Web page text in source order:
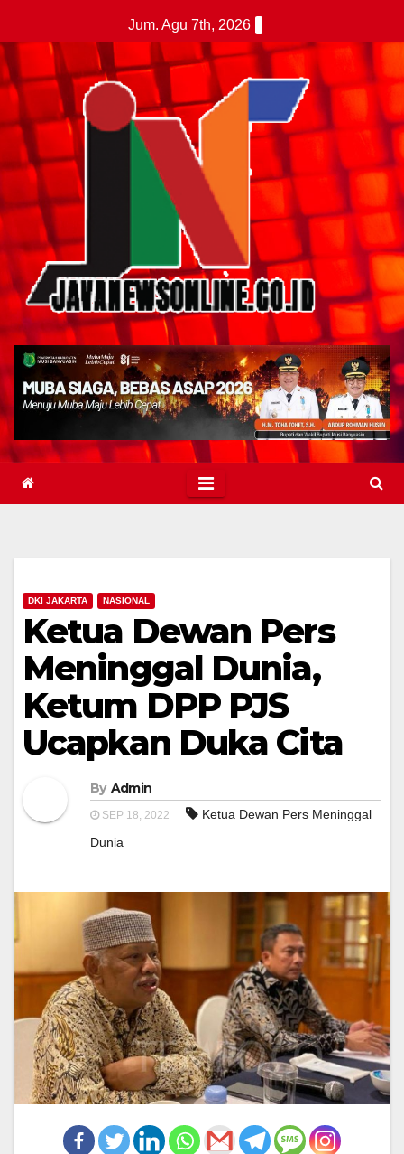
to
content
Jum. Agu 7th, 2026
DKI JAKARTA NASIONAL
Ketua Dewan Pers
Meninggal Dunia,
Ketum DPP PJS
Ucapkan Duka Cita
By Admin
SEP 18, 2022
Ketua Dewan Pers Meninggal
Dunia